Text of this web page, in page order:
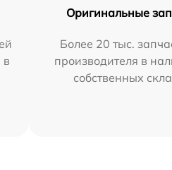
в
Оригинальные
Более 20 тыс.
производителя в
собственных